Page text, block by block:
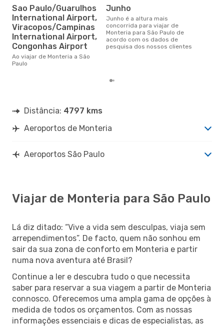
Sao Paulo/Guarulhos
International Airport,
Viracopos/Campinas
International Airport,
Congonhas Airport
Ao viajar de Monteria a São
Paulo
junho
junho é a altura mais
concorrida para viajar de
Monteria para São Paulo de
acordo com os dados de
pesquisa dos nossos clientes
Distância: 4797 kms
Aeroportos de Monteria
Aeroportos São Paulo
Viajar de Monteria para São Paulo
Lá diz ditado: “Vive a vida sem desculpas, viaja sem
arrependimentos”. De facto, quem não sonhou em
sair da sua zona de conforto em Monteria e partir
numa nova aventura até Brasil?
Continue a ler e descubra tudo o que necessita
saber para reservar a sua viagem a partir de Monteria
connosco. Oferecemos uma ampla gama de opções à
medida de todos os orçamentos. Com as nossas
informações essenciais e dicas de especialistas, as